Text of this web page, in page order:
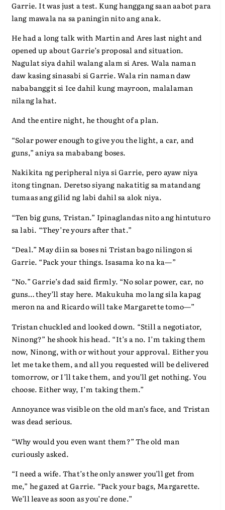
Garrie. It was just a test. Kung hanggang saan aabot para
lang mawala na sa paningin nito ang anak.
He had a long talk with Martin and Ares last night and
opened up about Garrie’s proposal and situation.
Nagulat siya dahil walang alam si Ares. Wala naman
daw kasing sinasabi si Garrie. Wala rin naman daw
nababanggit si Ice dahil kung mayroon, malalaman
nilang lahat.
And the entire night, he thought of a plan.
“Solar power enough to give you the light, a car, and
guns,” aniya sa mababang boses.
Nakikita ng peripheral niya si Garrie, pero ayaw niya
itong tingnan. Deretso siyang nakatitig sa matandang
tumaas ang gilid ng labi dahil sa alok niya.
“Ten big guns, Tristan.” Ipinaglandas nito ang hintuturo
sa labi. “They’re yours after that.”
“Deal.” May diin sa boses ni Tristan bago nilingon si
Garrie. “Pack your things. Isasama ko na ka—”
“No.” Garrie’s dad said firmly. “No solar power, car, no
guns… they’ll stay here. Makukuha mo lang sila kapag
meron na and Ricardo will take Margarette tomo—”
Tristan chuckled and looked down. “Still a negotiator,
Ninong?” he shook his head. “It’s a no. I’m taking them
now, Ninong, with or without your approval. Either you
let me take them, and all you requested will be delivered
tomorrow, or I’ll take them, and you’ll get nothing. You
choose. Either way, I’m taking them.”
Annoyance was visible on the old man’s face, and Tristan
was dead serious.
“Why would you even want them?” The old man
curiously asked.
“I need a wife. That’s the only answer you’ll get from
me,” he gazed at Garrie. “Pack your bags, Margarette.
We’ll leave as soon as you’re done.”